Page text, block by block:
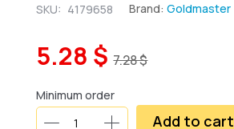
SKU: 4179658 Brand:Goldmaster
5.28 $ 7.28 $
Minimum order
Add to cart